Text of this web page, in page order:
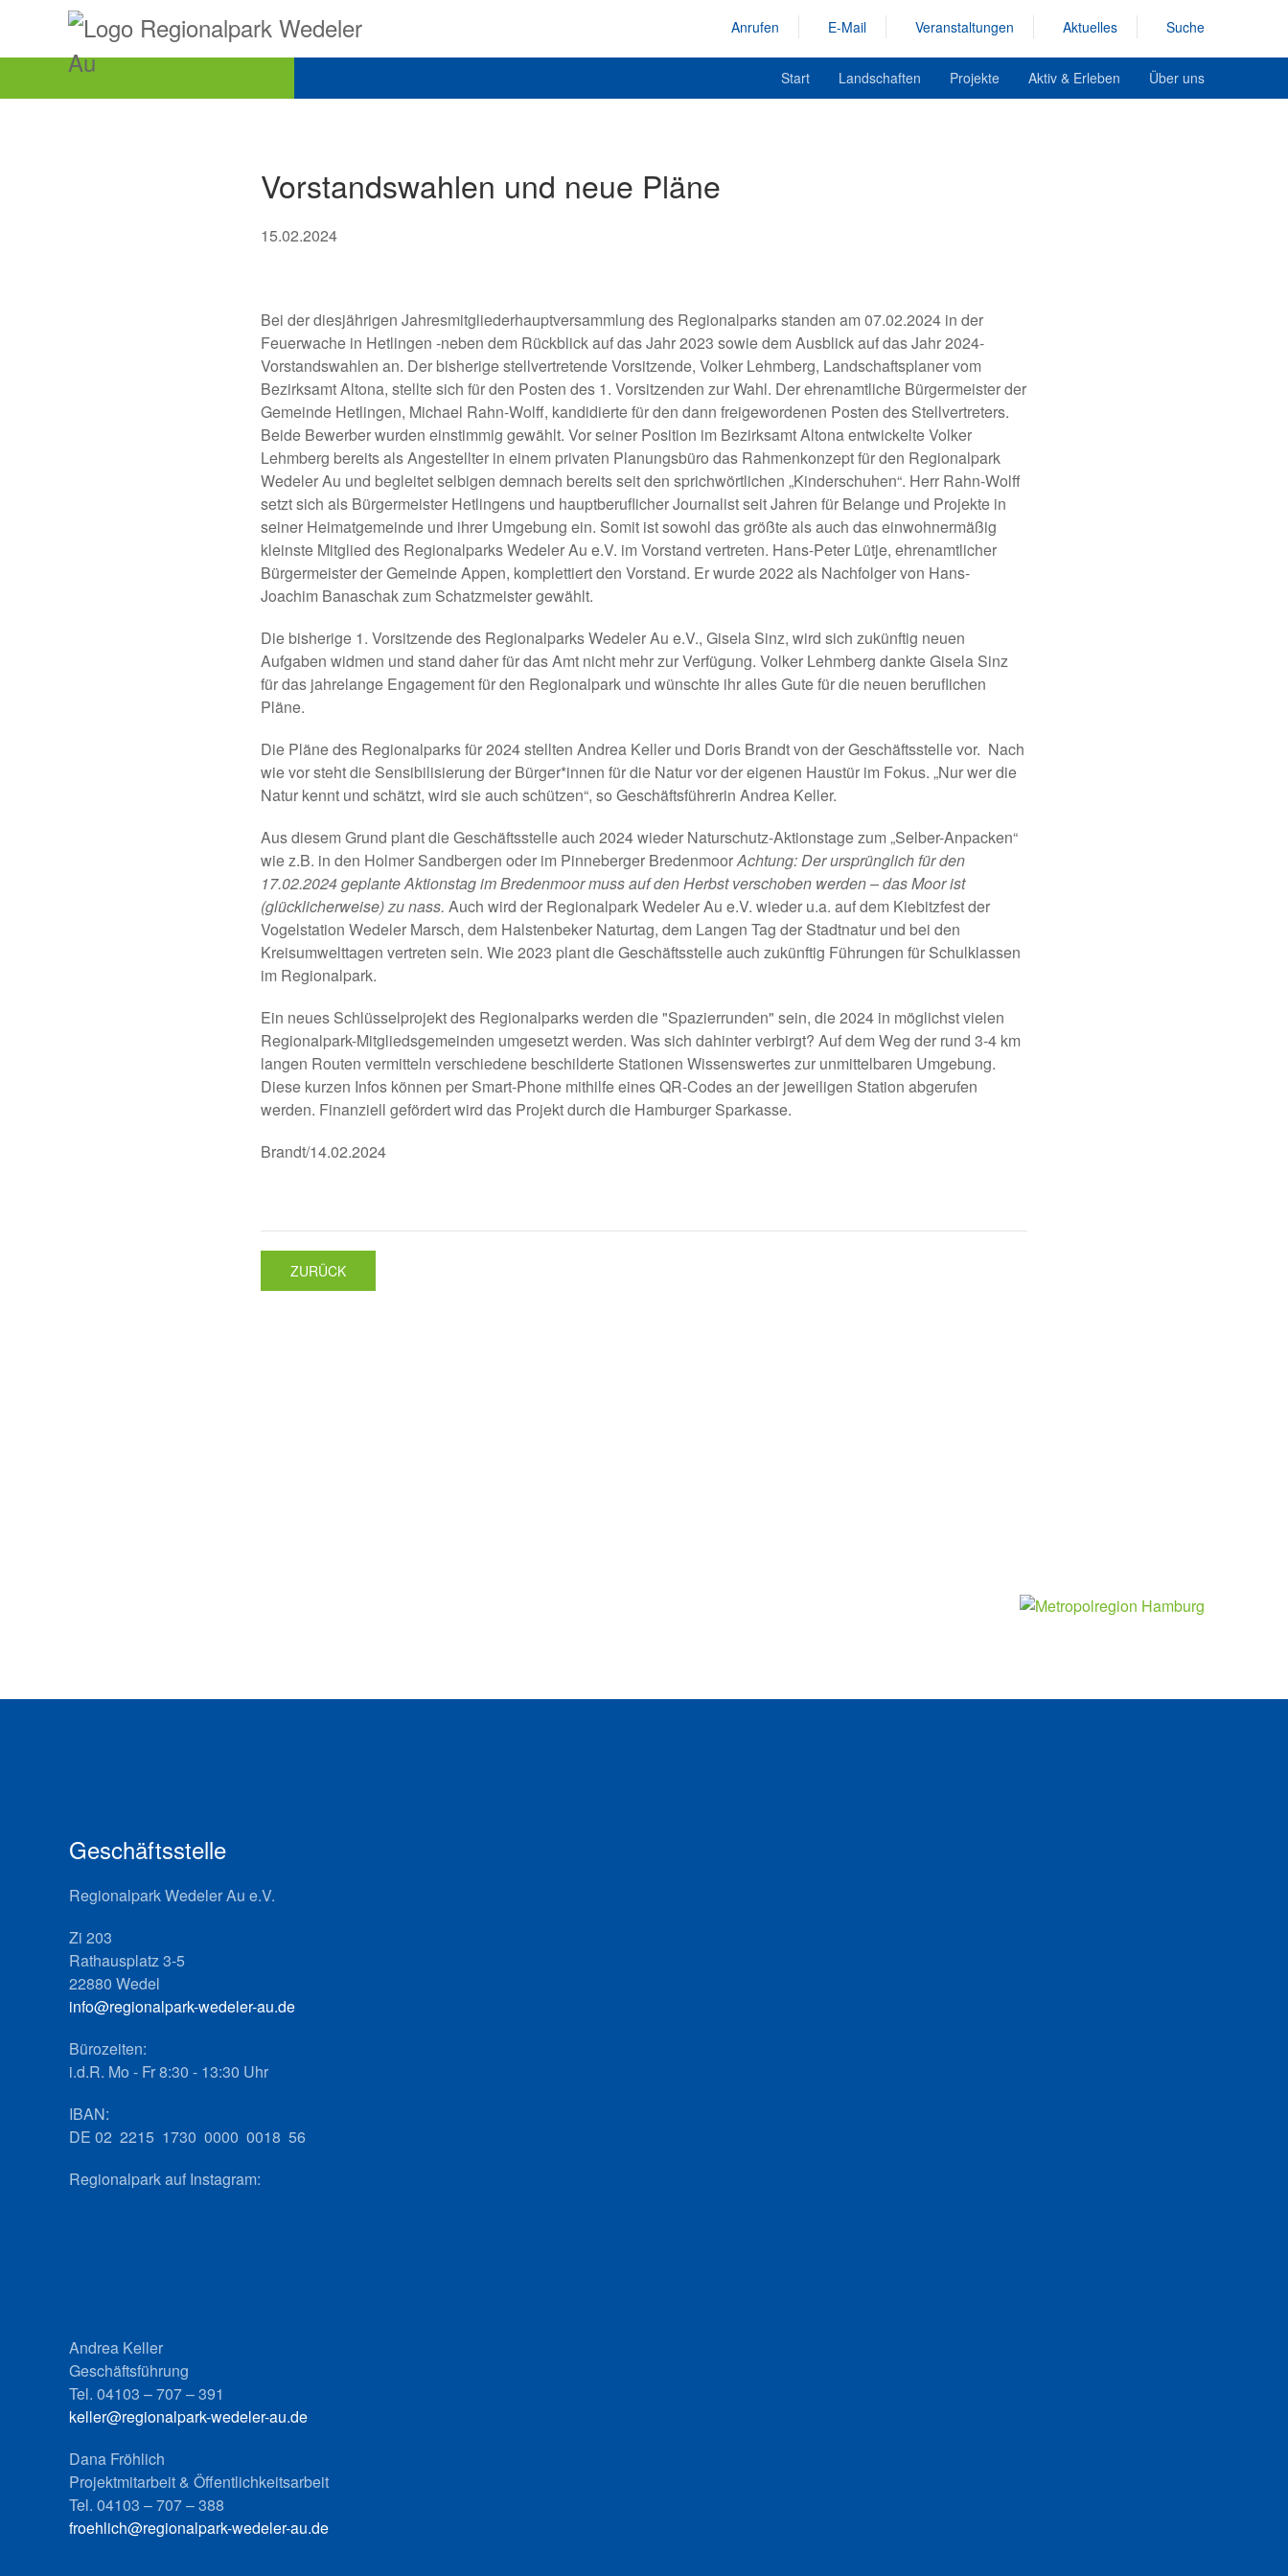
Anrufen E-Mail Veranstaltungen Aktuelles Suche
Start Landschaften Projekte Aktiv & Erleben Über uns
Vorstandswahlen und neue Pläne
15.02.2024
Bei der diesjährigen Jahresmitgliederhauptversammlung des Regionalparks standen am 07.02.2024 in der
Feuerwache in Hetlingen -neben dem Rückblick auf das Jahr 2023 sowie dem Ausblick auf das Jahr 2024-
Vorstandswahlen an. Der bisherige stellvertretende Vorsitzende, Volker Lehmberg, Landschaftsplaner vom
Bezirksamt Altona, stellte sich für den Posten des 1. Vorsitzenden zur Wahl. Der ehrenamtliche Bürgermeister der
Gemeinde Hetlingen, Michael Rahn-Wolff, kandidierte für den dann freigewordenen Posten des Stellvertreters.
Beide Bewerber wurden einstimmig gewählt. Vor seiner Position im Bezirksamt Altona entwickelte Volker
Lehmberg bereits als Angestellter in einem privaten Planungsbüro das Rahmenkonzept für den Regionalpark
Wedeler Au und begleitet selbigen demnach bereits seit den sprichwörtlichen „Kinderschuhen“. Herr Rahn-Wolff
setzt sich als Bürgermeister Hetlingens und hauptberuflicher Journalist seit Jahren für Belange und Projekte in
seiner Heimatgemeinde und ihrer Umgebung ein. Somit ist sowohl das größte als auch das einwohnermäßig
kleinste Mitglied des Regionalparks Wedeler Au e.V. im Vorstand vertreten. Hans-Peter Lütje, ehrenamtlicher
Bürgermeister der Gemeinde Appen, komplettiert den Vorstand. Er wurde 2022 als Nachfolger von Hans-
Joachim Banaschak zum Schatzmeister gewählt.
Die bisherige 1. Vorsitzende des Regionalparks Wedeler Au e.V., Gisela Sinz, wird sich zukünftig neuen
Aufgaben widmen und stand daher für das Amt nicht mehr zur Verfügung. Volker Lehmberg dankte Gisela Sinz
für das jahrelange Engagement für den Regionalpark und wünschte ihr alles Gute für die neuen beruflichen
Pläne.
Die Pläne des Regionalparks für 2024 stellten Andrea Keller und Doris Brandt von der Geschäftsstelle vor. Nach
wie vor steht die Sensibilisierung der Bürger*innen für die Natur vor der eigenen Haustür im Fokus. „Nur wer die
Natur kennt und schätzt, wird sie auch schützen“, so Geschäftsführerin Andrea Keller.
Aus diesem Grund plant die Geschäftsstelle auch 2024 wieder Naturschutz-Aktionstage zum „Selber-Anpacken“
wie z.B. in den Holmer Sandbergen oder im Pinneberger BredenmoorAchtung: Der ursprünglich für den
17.02.2024 geplante Aktionstag im Bredenmoor muss auf den Herbst verschoben werden – das Moor ist
(glücklicherweise) zu nass. Auch wird der Regionalpark Wedeler Au e.V. wieder u.a. auf dem Kiebitzfest der
Vogelstation Wedeler Marsch, dem Halstenbeker Naturtag, dem Langen Tag der Stadtnatur und bei den
Kreisumwelttagen vertreten sein. Wie 2023 plant die Geschäftsstelle auch zukünftig Führungen für Schulklassen
im Regionalpark.
Ein neues Schlüsselprojekt des Regionalparks werden die "Spazierrunden" sein, die 2024 in möglichst vielen
Regionalpark-Mitgliedsgemeinden umgesetzt werden. Was sich dahinter verbirgt? Auf dem Weg der rund 3-4 km
langen Routen vermitteln verschiedene beschilderte Stationen Wissenswertes zur unmittelbaren Umgebung.
Diese kurzen Infos können per Smart-Phone mithilfe eines QR-Codes an der jeweiligen Station abgerufen
werden. Finanziell gefördert wird das Projekt durch die Hamburger Sparkasse.
Brandt/14.02.2024
ZURÜCK
Geschäftsstelle
Regionalpark Wedeler Au e.V.
Zi 203
Rathausplatz 3-5
22880 Wedel
info@regionalpark-wedeler-au.de
Bürozeiten:
i.d.R. Mo - Fr 8:30 - 13:30 Uhr
IBAN:
DE 02 2215 1730 0000 0018 56
Regionalpark auf Instagram:
Andrea Keller
Geschäftsführung
Tel. 04103 – 707 – 391
keller@regionalpark-wedeler-au.de
Dana Fröhlich
Projektmitarbeit & Öffentlichkeitsarbeit
Tel. 04103 – 707 – 388
froehlich@regionalpark-wedeler-au.de